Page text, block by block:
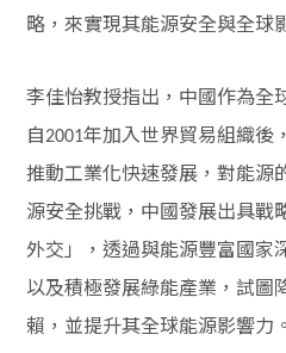
略，來實現其能源安全與全球
李佳怡教授指出，中國作為全
自2001年加入世界貿易組織後
推動工業化快速發展，對能源
源安全挑戰，中國發展出具戰
外交」，透過與能源豐富國家
以及積極發展綠能產業，試圖
賴，並提升其全球能源影響力。